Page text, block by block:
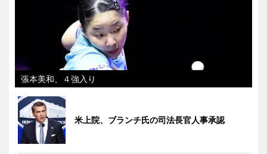
張本美和、４強入り
米上院、ブランチ氏の司法長官人事承認